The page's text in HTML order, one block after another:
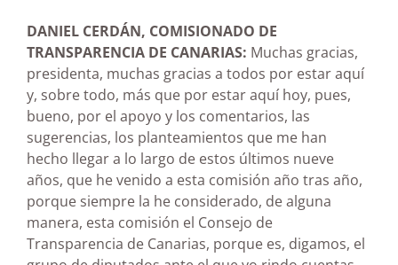
DANIEL CERDÁN, COMISIONADO DE
TRANSPARENCIA DE CANARIAS: Muchas gracias,
presidenta, muchas gracias a todos por estar aquí
y, sobre todo, más que por estar aquí hoy, pues,
bueno, por el apoyo y los comentarios, las
sugerencias, los planteamientos que me han
hecho llegar a lo largo de estos últimos nueve
años, que he venido a esta comisión año tras año,
porque siempre la he considerado, de alguna
manera, esta comisión el Consejo de
Transparencia de Canarias, porque es, digamos, el